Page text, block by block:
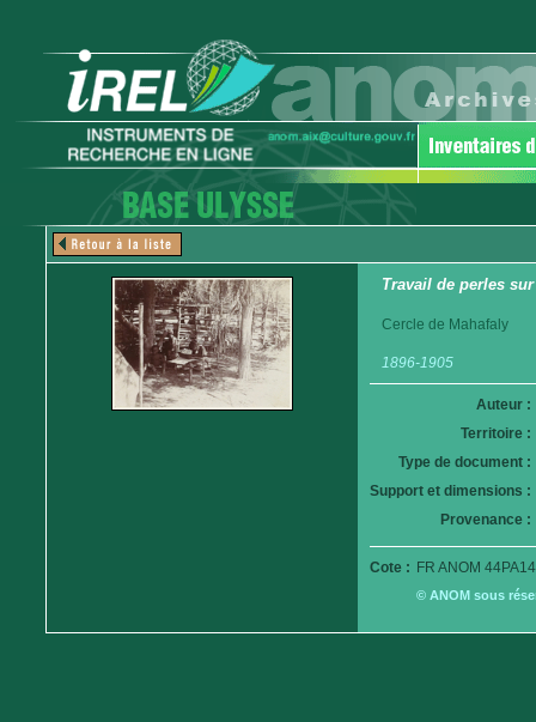
Travail de perles
Cercle de Mahafaly
1896-1905
Auteur :
Territoire :
Type de document :
Support et dimensions :
Provenance :
Cote : FR ANOM
© ANOM sous